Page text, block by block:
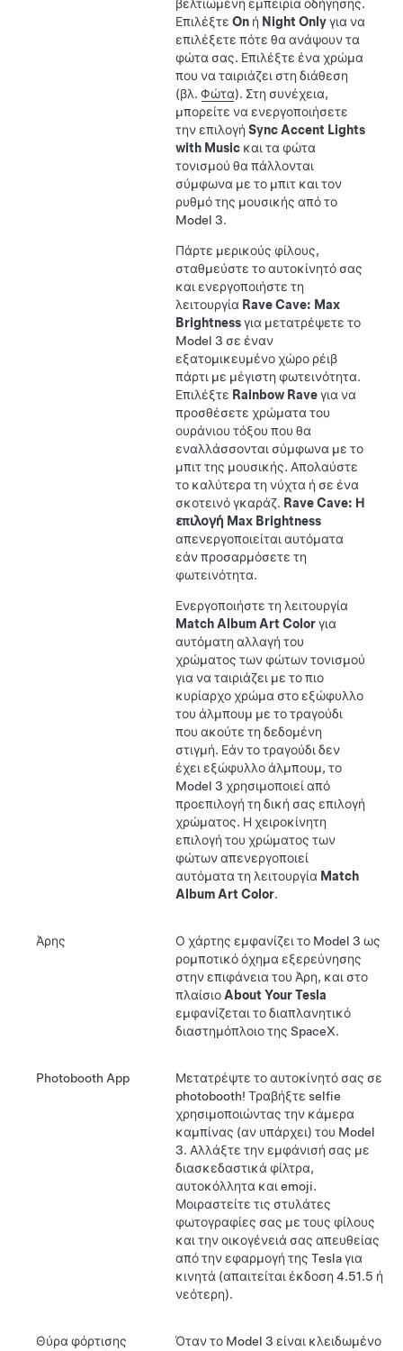
βελτιωμένη εμπειρία οδήγησης.
Επιλέξτε On ή Night Onlyγια να
επιλέξετε πότε θα ανάψουν τα
φώτα σας. Επιλέξτε ένα χρώμα
που να ταιριάζει στη διάθεση
(βλ. Φώτα). Στη συνέχεια,
μπορείτε να ενεργοποιήσετε
την επιλογή Sync Accent Lights
with Music και τα φώτα
τονισμού θα πάλλονται
σύμφωνα με το μπιτ και τον
ρυθμό της μουσικής από το
Model 3.
Πάρτε μερικούς φίλους,
σταθμεύστε το αυτοκίνητό σας
και ενεργοποιήστε τη
λειτουργία Rave Cave: Max
Brightnessγια μετατρέψετε το
Model 3 σε έναν
εξατομικευμένο χώρο ρέιβ
πάρτι με μέγιστη φωτεινότητα.
Επιλέξτε Rainbow Raveγια να
προσθέσετε χρώματα του
ουράνιου τόξου που θα
εναλλάσσονται σύμφωνα με το
μπιτ της μουσικής. Απολαύστε
το καλύτερα τη νύχτα ή σε ένα
σκοτεινό γκαράζ. Rave Cave: Η
επιλογή Max Brightness
απενεργοποιείται αυτόματα
εάν προσαρμόσετε τη
φωτεινότητα.
Ενεργοποιήστε τη λειτουργία
Match Album Art Colorγια
αυτόματη αλλαγή του
χρώματος των φώτων τονισμού
για να ταιριάζει με το πιο
κυρίαρχο χρώμα στο εξώφυλλο
του άλμπουμ με το τραγούδι
που ακούτε τη δεδομένη
στιγμή. Εάν το τραγούδι δεν
έχει εξώφυλλο άλμπουμ, το
Model 3 χρησιμοποιεί από
προεπιλογή τη δική σας επιλογή
χρώματος. Η χειροκίνητη
επιλογή του χρώματος των
φώτων απενεργοποιεί
αυτόματα τη λειτουργία Match
Album Art Color.
Άρης Ο χάρτης εμφανίζει το Model 3 ως
ρομποτικό όχημα εξερεύνησης
στην επιφάνεια του Άρη, και στο
πλαίσιοAbout Your Tesla
εμφανίζεται το διαπλανητικό
διαστημόπλοιο της SpaceX.
Photobooth App
Μετατρέψτε το αυτοκίνητό σας σε
photobooth! Τραβήξτε selfie
χρησιμοποιώντας την κάμερα
καμπίνας (αν υπάρχει) του Model
3. Αλλάξτε την εμφάνισή σας με
διασκεδαστικά φίλτρα,
αυτοκόλλητα και emoji.
Μοιραστείτε τις στυλάτες
φωτογραφίες σας με τους φίλους
και την οικογένειά σας απευθείας
από την εφαρμογή της Tesla για
κινητά (απαιτείται έκδοση 4.51.5 ή
νεότερη).
Θύρα φόρτισης
Όταν το Model 3 είναι κλειδωμένο